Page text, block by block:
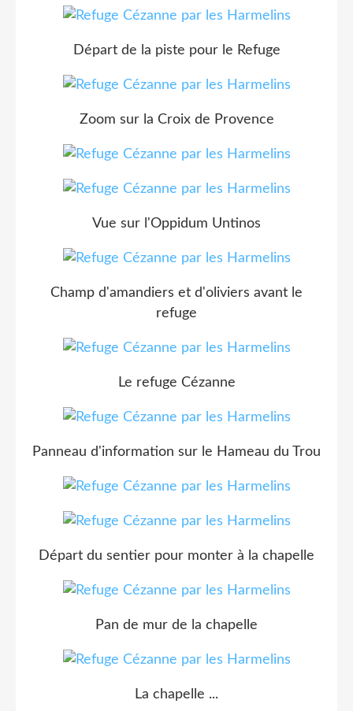
Départ de la piste pour le Refuge
Zoom sur la Croix de Provence
Vue sur l'Oppidum Untinos
Champ d'amandiers et d'oliviers avant le
refuge
Le refuge Cézanne
Panneau d'information sur le Hameau du Trou
Départ du sentier pour monter à la chapelle
Pan de mur de la chapelle
La chapelle ...